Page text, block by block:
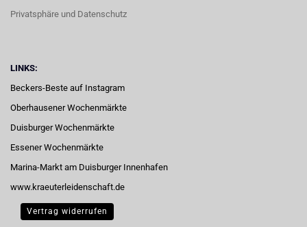
Privatsphäre und Datenschutz
LINKS:
Beckers-Beste auf Instagram
Oberhausener Wochenmärkte
Duisburger Wochenmärkte
Essener Wochenmärkte
Marina-Markt am Duisburger Innenhafen
www.kraeuterleidenschaft.de
Vertrag widerrufen